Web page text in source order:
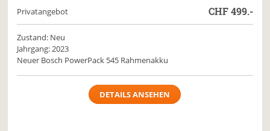
Privatangebot CHF499.-
Zustand: Neu
Jahrgang: 2023
Neuer Bosch PowerPack 545 Rahmenakku
DETAILS ANSEHEN